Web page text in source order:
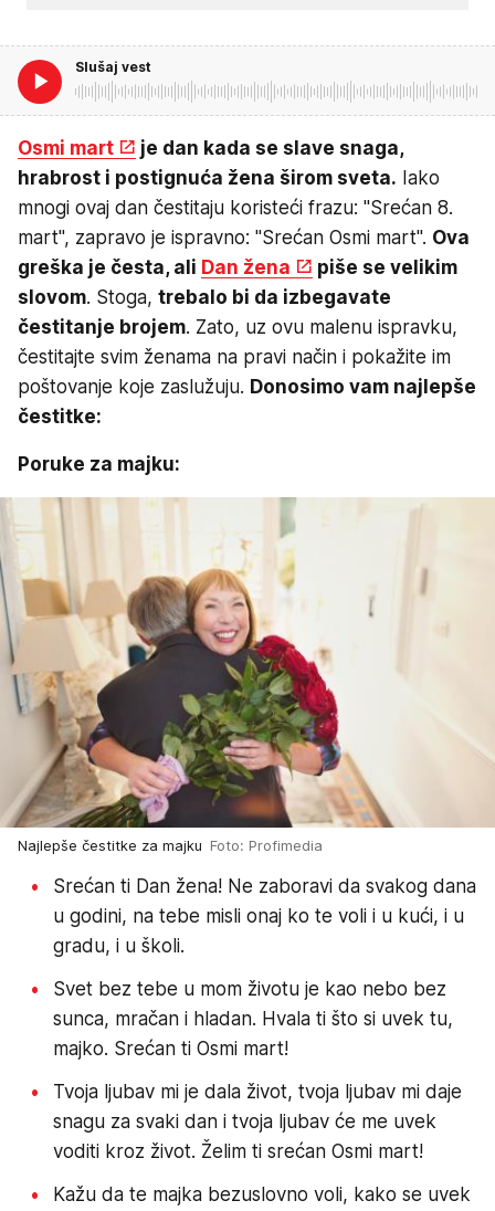
Slušaj vest
Osmi mart
je dan kada se slave snaga,
hrabrost i postignuća žena širom sveta. Iako
mnogi ovaj dan čestitaju koristeći frazu: "Srećan 8.
mart", zapravo je ispravno: "Srećan Osmi mart". Ova
greška je česta, ali Dan žena
piše se velikim
slovom. Stoga, trebalo bi da izbegavate
čestitanje brojem. Zato, uz ovu malenu ispravku,
čestitajte svim ženama na pravi način i pokažite im
poštovanje koje zaslužuju. Donosimo vam najlepše
čestitke:
Poruke za majku:
Najlepše čestitke za majku Foto: Profimedia
Srećan ti Dan žena! Ne zaboravi da svakog dana
u godini, na tebe misli onaj ko te voli i u kući, i u
gradu, i u školi.
Svet bez tebe u mom životu je kao nebo bez
sunca, mračan i hladan. Hvala ti što si uvek tu,
majko. Srećan ti Osmi mart!
Tvoja ljubav mi je dala život, tvoja ljubav mi daje
snagu za svaki dan i tvoja ljubav će me uvek
voditi kroz život. Želim ti srećan Osmi mart!
Kažu da te majka bezuslovno voli, kako se uvek